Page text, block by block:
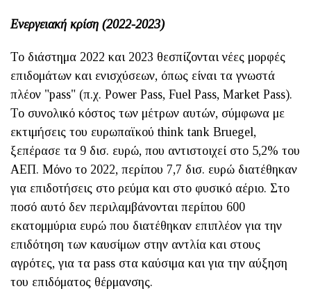
Ενεργειακή κρίση (2022-2023)
Το διάστημα 2022 και 2023 θεσπίζονται νέες μορφές
επιδομάτων και ενισχύσεων, όπως είναι τα γνωστά
πλέον "pass" (π.χ. Power Pass, Fuel Pass, Market Pass).
Το συνολικό κόστος των μέτρων αυτών, σύμφωνα με
εκτιμήσεις του ευρωπαϊκού think tank Bruegel,
ξεπέρασε τα 9 δισ. ευρώ, που αντιστοιχεί στο 5,2% του
ΑΕΠ. Μόνο το 2022, περίπου 7,7 δισ. ευρώ διατέθηκαν
για επιδοτήσεις στο ρεύμα και στο φυσικό αέριο. Στο
ποσό αυτό δεν περιλαμβάνονται περίπου 600
εκατομμύρια ευρώ που διατέθηκαν επιπλέον για την
επιδότηση των καυσίμων στην αντλία και στους
αγρότες, για τα pass στα καύσιμα και για την αύξηση
του επιδόματος θέρμανσης.